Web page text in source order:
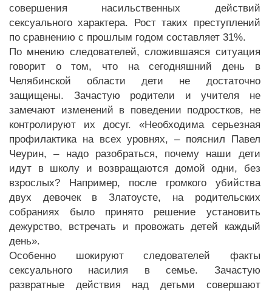
совершения насильственных действий
сексуального характера. Рост таких преступлений
по сравнению с прошлым годом составляет 31%.
По мнению следователей, сложившаяся ситуация
говорит о том, что на сегодняшний день в
Челябинской области дети не достаточно
защищены. Зачастую родители и учителя не
замечают изменений в поведении подростков, не
контролируют их досуг. «Необходима серьезная
профилактика на всех уровнях, – пояснил Павел
Чеурин, – надо разобраться, почему наши дети
идут в школу и возвращаются домой одни, без
взрослых? Например, после громкого убийства
двух девочек в Златоусте, на родительских
собраниях было принято решение установить
дежурство, встречать и провожать детей каждый
день».
Особенно шокируют следователей факты
сексуального насилия в семье. Зачастую
развратные действия над детьми совершают